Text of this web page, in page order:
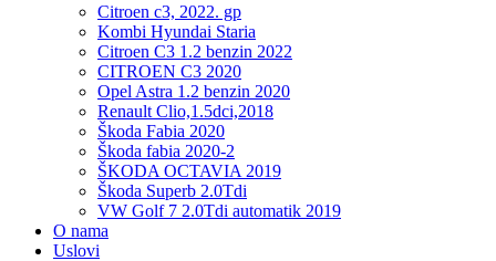
Citroen c3, 2022. gp
Kombi Hyundai Staria
Citroen C3 1.2 benzin 2022
CITROEN C3 2020
Opel Astra 1.2 benzin 2020
Renault Clio,1.5dci,2018
Škoda Fabia 2020
Škoda fabia 2020-2
ŠKODA OCTAVIA 2019
Škoda Superb 2.0Tdi
VW Golf 7 2.0Tdi automatik 2019
O nama
Uslovi